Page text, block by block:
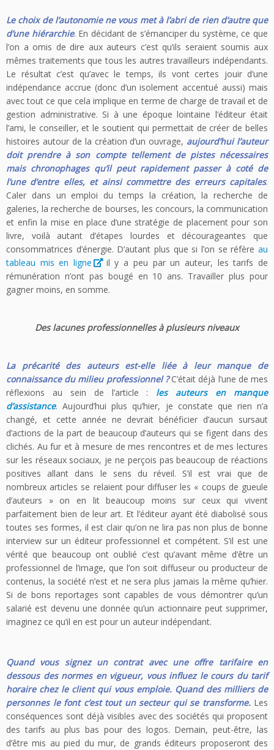
Le choix de l’autonomie ne vous met à l’abri de rien d’autre que
d’une hiérarchie. En décidant de s’émanciper du système, ce que
l’on a omis de dire aux auteurs c’est qu’ils seraient soumis aux
mêmes traitements que tous les autres travailleurs indépendants.
Le résultat c’est qu’avec le temps, ils vont certes jouir d’une
indépendance accrue (donc d’un isolement accentué aussi) mais
avec tout ce que cela implique en terme de charge de travail et de
gestion administrative. Si à une époque lointaine l’éditeur était
l’ami, le conseiller, et le soutient qui permettait de créer de belles
histoires autour de la création d’un ouvrage, aujourd’hui l’auteur
doit prendre à son compte tellement de pistes nécessaires
mais chronophages qu’il peut rapidement passer à coté de
l’une d’entre elles, et ainsi commettre des erreurs capitales.
Caler dans un emploi du temps la création, la recherche de
galeries, la recherche de bourses, les concours, la communication
et enfin la mise en place d’une stratégie de placement pour son
livre, voilà autant d’étapes lourdes et décourageantes que
consommatrices d’énergie. D’autant plus que si l’on se réfère au
tableau mis en ligne
il y a peu par un auteur, les tarifs de
rémunération n’ont pas bougé en 10 ans. Travailler plus pour
gagner moins, en somme.
Des lacunes professionnelles à plusieurs niveaux
La précarité des auteurs est-elle liée à leur manque de
connaissance du milieu professionnel ?C’était déjà l’une de mes
réflexions au sein de l’article : les auteurs en manque
d’assistance. Aujourd’hui plus qu’hier, je constate que rien n’a
changé, et cette année ne devrait bénéficier d’aucun sursaut
d’actions de la part de beaucoup d’auteurs qui se figent dans des
clichés. Au fur et à mesure de mes rencontres et de mes lectures
sur les réseaux sociaux, je ne perçois pas beaucoup de réactions
positives allant dans le sens du réveil. S’il est vrai que de
nombreux articles se relaient pour diffuser les « coups de gueule
d’auteurs » on en lit beaucoup moins sur ceux qui vivent
parfaitement bien de leur art. Et l’éditeur ayant été diabolisé sous
toutes ses formes, il est clair qu’on ne lira pas non plus de bonne
interview sur un éditeur professionnel et compétent. S’il est une
vérité que beaucoup ont oublié c’est qu’avant même d’être un
professionnel de l’image, que l’on soit diffuseur ou producteur de
contenus, la société n’est et ne sera plus jamais la même qu’hier.
Si de bons reportages sont capables de vous démontrer qu’un
salarié est devenu une donnée qu’un actionnaire peut supprimer,
imaginez ce qu’il en est pour un auteur indépendant.
Quand vous signez un contrat avec une offre tarifaire en
dessous des normes en vigueur, vous influez le cours du tarif
horaire chez le client qui vous emploie. Quand des milliers de
personnes le font c’est tout un secteur qui se transforme. Les
conséquences sont déjà visibles avec des sociétés qui proposent
des tarifs au plus bas pour des logos. Demain, peut-être, las
d’être mis au pied du mur, de grands éditeurs proposeront des